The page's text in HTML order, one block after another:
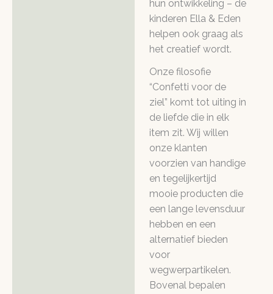
hun ontwikkeling – de
kinderen Ella & Eden
helpen ook graag als
het creatief wordt.
Onze filosofie
“Confetti voor de
ziel” komt tot uiting in
de liefde die in elk
item zit. Wij willen
onze klanten
voorzien van handige
en tegelijkertijd
mooie producten die
een lange levensduur
hebben en een
alternatief bieden
voor
wegwerpartikelen.
Bovenal bepalen